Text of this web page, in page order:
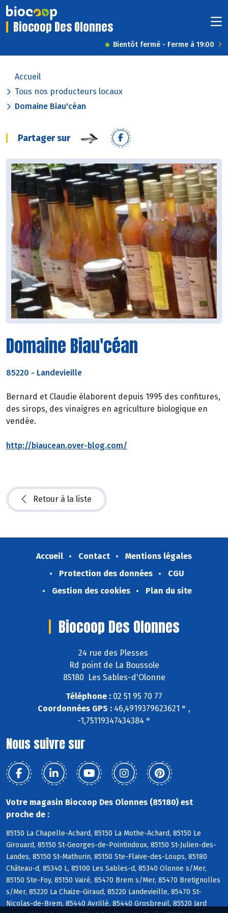
Biocoop Des Olonnes
Bientôt fermé - Ferme à 19:00
Accueil
Tous nos producteurs locaux
Domaine Biau'céan
Partager sur
Domaine Biau'céan
85220 - Landevieille
Bernard et Claudie élaborent depuis 1995 des confitures,
des sirops, des vinaigres en agriculture biologique en
vendée.
http://biaucean.over-blog.com/
Retour à la liste
Accueil Contact
Mentions légales
Protection des données
CGU
Gestion des cookies
Plan du site
Biocoop Des Olonnes
24 rue des Plesses
Rd point de La Boussole
85180 Les Sables-d'Olonne
Téléphone : 02 51 95 70 77
Coordonnées GPS : 46,4919379623621 ° ,
-1,75119347434384 °
Nous suivre sur
Votre magasin Biocoop Des Olonnes (85180) est
proche de :
85150 La Chapelle-Achard, 85150 La Mothe-Achard, 85150 Le
Girouard, 85150 St-Georges-de-Pointindoux, 85150 St-Julien-des-
Landes, 85150 St-Mathurin, 85150 Ste-Flaive-des-Loups, 85180
Château-d, 85340 L, 85100 Les Sables-d, 85340 Olonne s/Mer,
85150 Ste-Foy, 85150 Vairé, 85470 Brem s/Mer, 85470 Bretignolles
s/Mer, 85220 La Chaize-Giraud, 85220 Landevieille, 85470 St-
Nicolas-de-Brem, 85440 Avrillé, 85440 Grosbreuil, 85520 Jard